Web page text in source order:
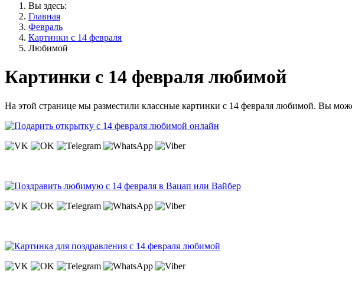
Вы здесь:
Главная
Февраль
Картинки с 14 февраля
Любимой
Картинки с 14 февраля любимой
На этой странице мы разместили классные картинки с 14 февраля любимой. Вы